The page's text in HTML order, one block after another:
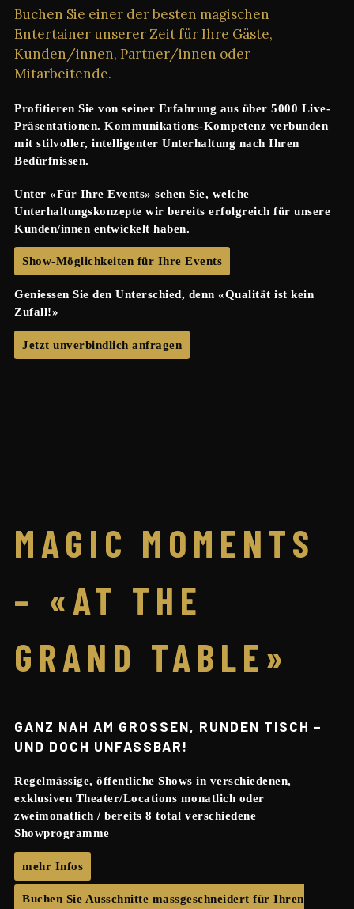
Buchen Sie einer der besten magischen
Entertainer unserer Zeit für Ihre Gäste,
Kunden/innen, Partner/innen oder
Mitarbeitende.
Profitieren Sie von seiner Erfahrung aus über 5000 Live-
Präsentationen. Kommunikations-Kompetenz verbunden
mit stilvoller, intelligenter Unterhaltung nach Ihren
Bedürfnissen.
Unter «Für Ihre Events» sehen Sie, welche
Unterhaltungskonzepte wir bereits erfolgreich für unsere
Kunden/innen entwickelt haben.
Show-Möglichkeiten für Ihre Events
Geniessen Sie den Unterschied, denn «Qualität ist kein
Zufall!»
Jetzt unverbindlich anfragen
MAGIC MOMENTS
– «AT THE
GRAND TABLE»
GANZ NAH AM GROSSEN, RUNDEN TISCH –
UND DOCH UNFASSBAR!
Regelmässige, öffentliche Shows in verschiedenen,
exklusiven Theater/Locations monatlich oder
zweimonatlich / bereits 8 total verschiedene
Showprogramme
mehr Infos
Buchen Sie Ausschnitte massgeschneidert für Ihren